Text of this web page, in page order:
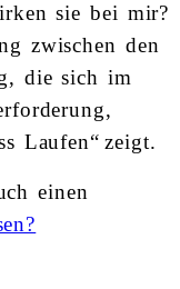
sie bei mir?
zwischen den
die sich im
Laufen“ zeigt.
einen